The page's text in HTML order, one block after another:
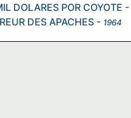
DOLARES POR COYOTE -
DES APACHES - 1964